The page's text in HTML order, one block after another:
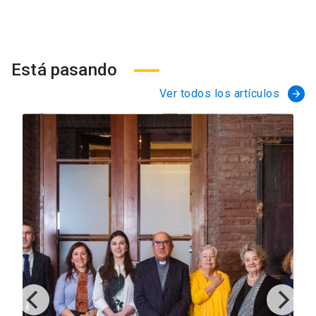
Está pasando
Ver todos los artículos arrow_forward